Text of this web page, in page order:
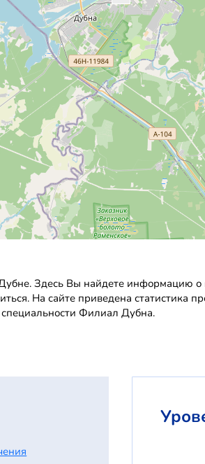
Здесь Вы найдете информацию о
На сайте приведена
Филиал Дубна.